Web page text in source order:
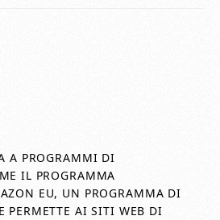
A PROGRAMMI DI
IL PROGRAMMA
EU, UN PROGRAMMA DI
PERMETTE AI SITI WEB DI